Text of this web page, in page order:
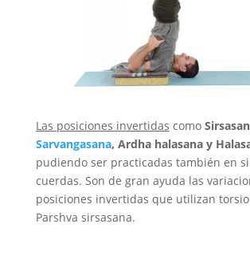
Las posiciones invertidas como
Sarvangasana, Ardha halasana y
pudiendo ser practicadas también en
cuerdas. Son de gran ayuda las
posiciones invertidas que utilizan
Parshva sirsasana.